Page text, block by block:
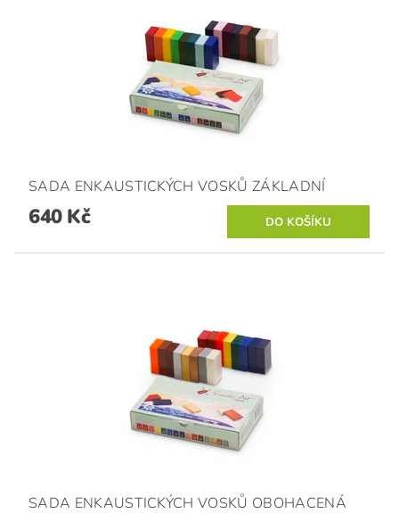
SADA ENKAUSTICKÝCH VOSKŮ ZÁKLADNÍ
640 Kč
SADA ENKAUSTICKÝCH VOSKŮ OBOHACENÁ